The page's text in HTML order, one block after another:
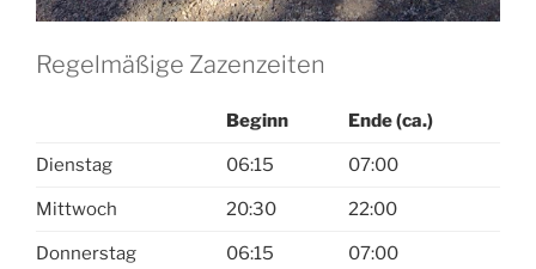
Regelmäßige Zazenzeiten
Beginn Ende (ca.)
Dienstag 06:15 07:00
Mittwoch 20:30 22:00
Donnerstag 06:15 07:00